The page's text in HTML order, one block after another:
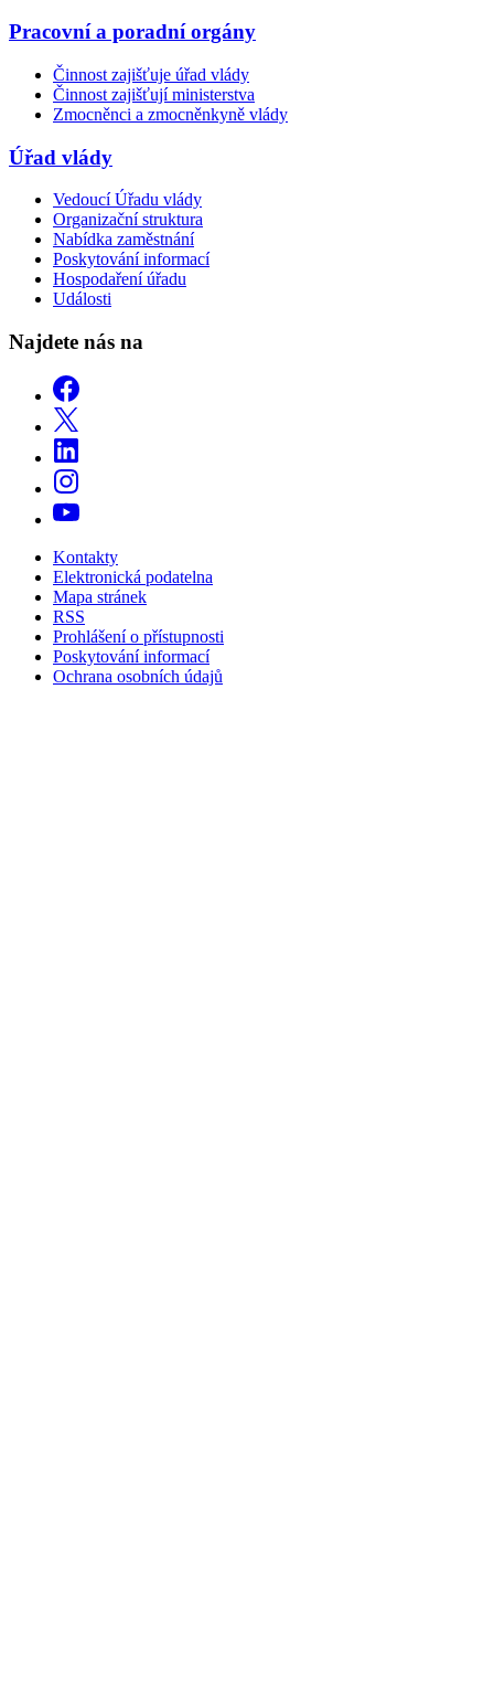
Pracovní a poradní orgány
Činnost zajišťuje úřad vlády
Činnost zajišťují ministerstva
Zmocněnci a zmocněnkyně vlády
Úřad vlády
Vedoucí Úřadu vlády
Organizační struktura
Nabídka zaměstnání
Poskytování informací
Hospodaření úřadu
Události
Najdete nás na
Kontakty
Elektronická podatelna
Mapa stránek
RSS
Prohlášení o přístupnosti
Poskytování informací
Ochrana osobních údajů